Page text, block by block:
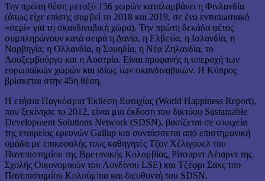
Την πρώτη θέση μεταξύ 156 χωρών καταλαμβάνει η Φινλανδία
(όπως είχε επίσης συμβεί το 2018 και 2019, σε ένα εντυπωσιακό
«σερί» για τη σκανδιναβική χώρα). Την πρώτη δεκάδα φέτος
συμπληρώνουν κατά σειρά η Δανία, η Ελβετία, η Ισλανδία, η
Νορβηγία, η Ολλανδία, η Σουηδία, η Νέα Ζηλανδία, το
Λουξεμβούργο και η Αυστρία. Είναι προφανής η υπεροχή των
ευρωπαϊκών χωρών και ιδίως των σκανδιναβικών. Η Κύπρος
βρίσκεται στην 45η θέση.
Η ετήσια Παγκόσμια Έκθεση Ευτυχίας (World Happiness Report),
που ξεκίνησε το 2012, είναι μια έκδοση του δικτύου Sustainable
Development Solutions Network (SDSN), βασίζεται σε στοιχεία
της εταιρείας ερευνών Gallup και συντάσσεται από επιστημονική
ομάδα με επικεφαλής τους καθηγητές Τζον Χέλιγουελ του
Πανεπιστημίου της Βρετανικής Κολομβίας, Ρίτσαρντ Λέιαρντ της
Σχολής Οικονομικών του Λονδίνου LSE) και Τζέφρι Σακς του
Πανεπιστημίου Κολούμπια και διευθυντή του SDSN.